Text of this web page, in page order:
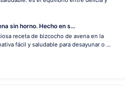
sin horno. Hecho en s...
receta de bizcocho de avena en la
fácil y saludable para desayunar o ...